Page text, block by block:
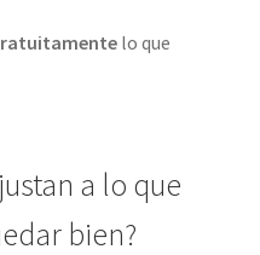
lo que
a lo que
bien?